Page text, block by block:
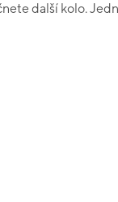
další kolo.